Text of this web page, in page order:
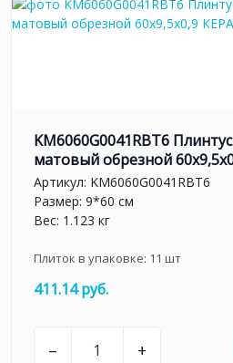
KM6060G0041RBT6
матовый обрезной
Артикул: KM6060G0041RBT6
Размер: 9*60 см
Вес: 1.123 кг
Плиток в упаковке: 11 шт
411.14 руб.
– +